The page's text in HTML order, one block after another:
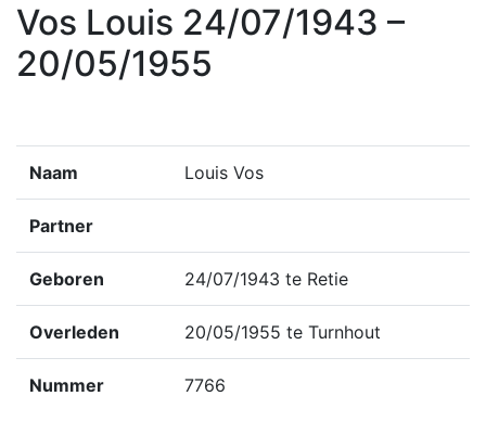
Vos Louis 24/07/1943 –
20/05/1955
Naam Louis Vos
Partner
Geboren 24/07/1943 te Retie
Overleden 20/05/1955 te Turnhout
Nummer 7766